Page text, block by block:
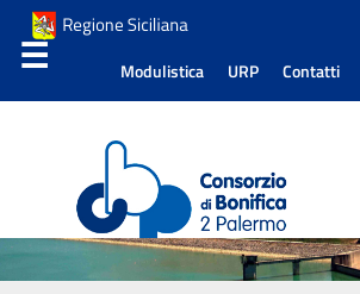
Modulistica URP Contatti